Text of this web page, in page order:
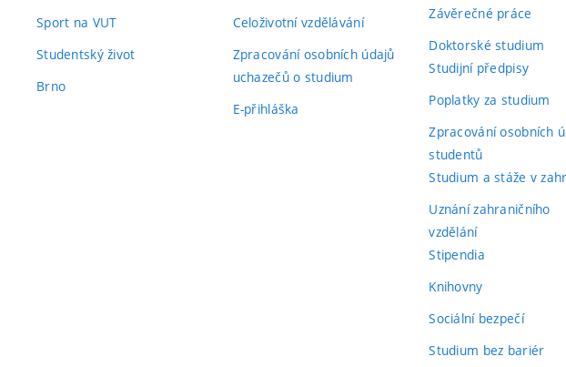
Sport na VUT
Studentský život
Brno
Celoživotní vzdělávání
Zpracování osobních údajů
uchazečů o studium
E-přihláška
Závěrečné práce
Doktorské studium
Studijní předpisy
Poplatky za studium
Zpracování osobních
studentů
Studium a stáže v
Uznání zahraničního
vzdělání
Stipendia
Knihovny(externí
Sociální bezpečí
Studium bez bariér